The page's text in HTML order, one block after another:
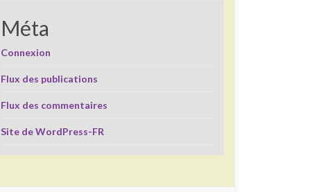
Méta
Connexion
Flux des publications
Flux des commentaires
Site de WordPress-FR